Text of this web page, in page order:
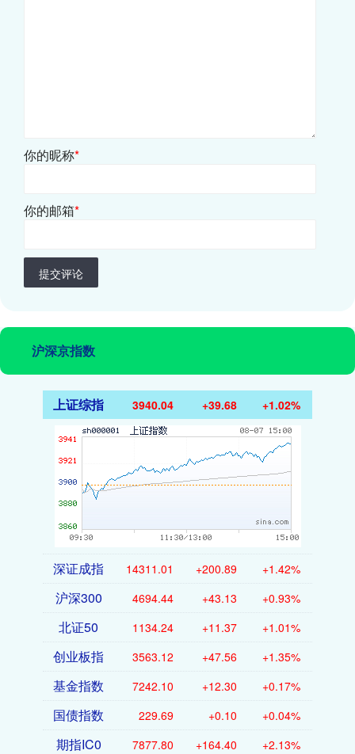
你的昵称*
你的邮箱*
提交评论
沪深京指数
上证综指 3940.04 +39.68 +1.02%
深证成指 14311.01 +200.89 +1.42%
沪深300 4694.44 +43.13 +0.93%
北证50 1134.24 +11.37 +1.01%
创业板指 3563.12 +47.56 +1.35%
基金指数 7242.10 +12.30 +0.17%
国债指数 229.69 +0.10 +0.04%
期指IC0 7877.80 +164.40 +2.13%